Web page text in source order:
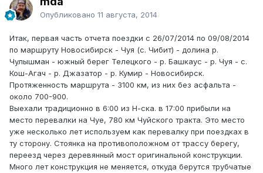
Опубликовано 11 августа, 2014
Итак, первая часть отчета поездки с 26/07/2014 по 09/08/2014
по маршруту Новосибирск - Чуя (с. Чибит) - долина р.
Чулышман - южный берег Телецкого - р. Башкаус - р. Чуя - с.
Кош-Агач - р. Джазатор - р. Кумир - Новосибирск.
Протяженность маршрута - 3100 км, из них без асфальта -
около 700-900.
Выехали традиционно в 6:00 из Н-ска. в 17:00 прибыли на
место перевалки на Чуе, 780 км Чуйского тракта. Это место
уже несколько лет используем как перевалку при поездках в
ту сторону. Стоянка на противоположном от трассу берегу,
переезд через деревянный мост оригинальной конструкции.
Много лет конструкция не меняется, откуда берутся трубчатые